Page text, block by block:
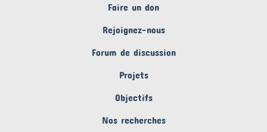
Faire un don
Rejoignez-nous
Forum de discussion
Projets
Objectifs
Nos recherches